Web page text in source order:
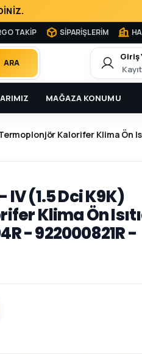
TAKİP SİPARİŞLERİM
ARA
Giriş
MAĞAZA KONUMU
Kalorifer Klima Ön
(1.5 Dci K9K)
Klima Ön
- 922000821R -